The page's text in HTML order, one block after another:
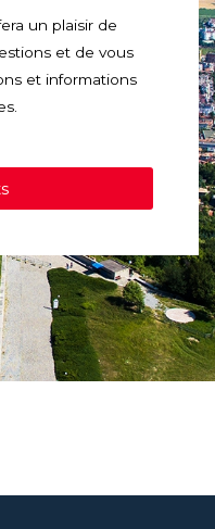
un plaisir de
et de vous
et informations